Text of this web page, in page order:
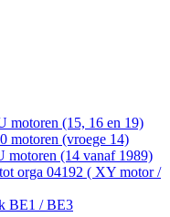
motoren (15, 16 en 19)
motoren (vroege 14)
motoren (14 vanaf 1989)
orga 04192 ( XY motor /
BE1 / BE3